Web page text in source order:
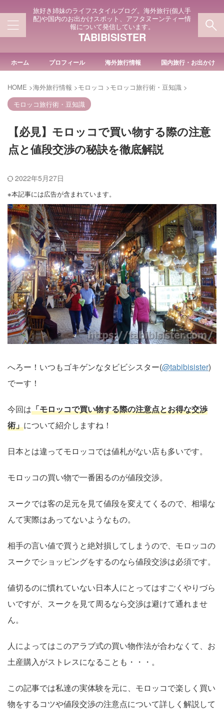
旅好き姉妹のライフスタイルブログ。海外旅行(個人手
配)や国内のお出かけスポット、アフタヌーンティー情
報について発信しています。
TABIBISISTER
ホーム プロフィール 海外旅行情報 国内旅行・お出かけ
HOME >海外旅行情報 >モロッコ >モロッコ旅行術・豆知識 >
モロッコ旅行術・豆知識
【必見】モロッコで買い物する際の注意
点と値段交渉の秘訣を徹底解説
2022年5月27日
※本記事には広告が含まれています。
へろー！いつもゴキゲンなタビビシスター(@tabibisister)
でーす！
今回は「モロッコで買い物する際の注意点とお得な交渉
術」について紹介しますね！
日本とは違ってモロッコでは値札がない店も多いです。
モロッコの買い物で一番困るのが値段交渉。
スークでは客の足元を見て値段を変えてくるので、相場な
んて実際はあってないようなもの。
相手の言い値で買うと絶対損してしまうので、モロッコの
スークでショッピングをするのなら値段交渉は必須です。
値切るのに慣れていない日本人にとってはすごくやりづら
いですが、スークを見て周るなら交渉は避けて通れませ
ん。
人によってはこのアラブ式の買い物作法が合わなくて、お
土産購入がストレスになることも・・・。
この記事では私達の実体験を元に、モロッコで楽しく買い
物をするコツや値段交渉の注意点について詳しく解説して